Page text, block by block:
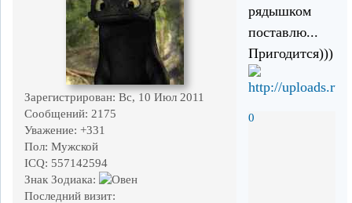
Зарегистрирован: Вс, 10 Июл 2011
Сообщений: 2175
Уважение: +331
Пол: Мужской
ICQ: 557142594
Знак Зодиака:
Последний визит:
рядышком
поставлю...
Пригодится)))
0